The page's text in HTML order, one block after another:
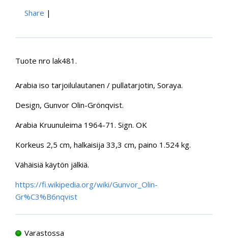
Share |
Tuote nro lak481.
Arabia iso tarjoilulautanen / pullatarjotin, Soraya.
Design, Gunvor Olin-Grönqvist.
Arabia Kruunuleima 1964-71. Sign. OK
Korkeus 2,5 cm, halkaisija 33,3 cm, paino 1.524 kg.
Vähäisiä käytön jälkiä.
https://fi.wikipedia.org/wiki/Gunvor_Olin-
Gr%C3%B6nqvist
Varastossa